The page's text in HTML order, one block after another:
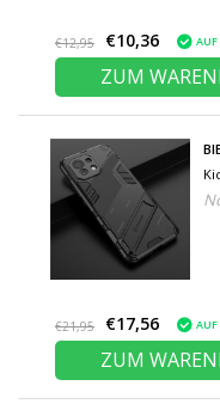
€12,95 €10,36 AUF
ZUM
€21,95 €17,56 AUF
ZUM